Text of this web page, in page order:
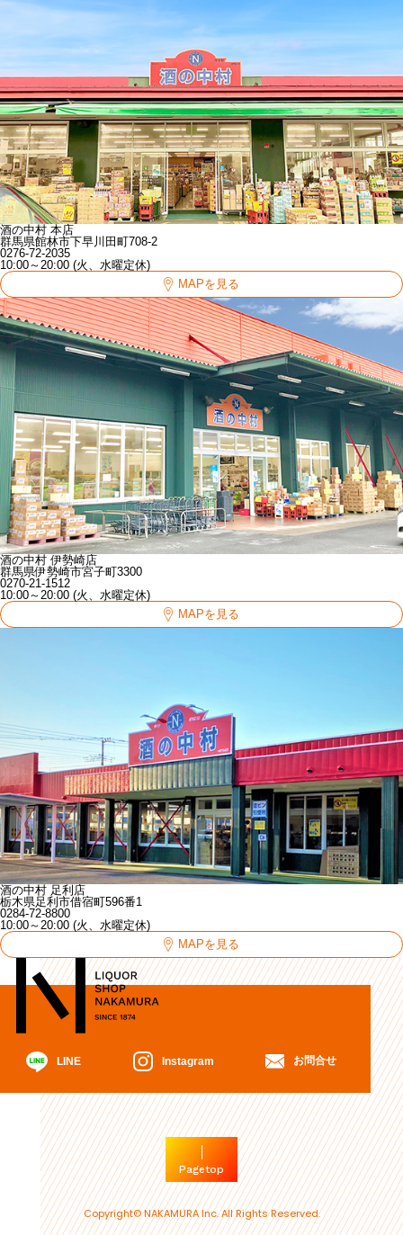
酒の中村 本店
群馬県館林市下早川田町708-2
0276-72-2035
10:00～20:00 (火、水曜定休)
MAPを見る
酒の中村 伊勢崎店
群馬県伊勢崎市宮子町3300
0270-21-1512
10:00～20:00 (火、水曜定休)
MAPを見る
酒の中村 足利店
栃木県足利市借宿町596番1
0284-72-8800
10:00～20:00 (火、水曜定休)
MAPを見る
LINE Instagram お問合せ
Pagetop
Copyright© NAKAMURA Inc. All Rights Reserved.